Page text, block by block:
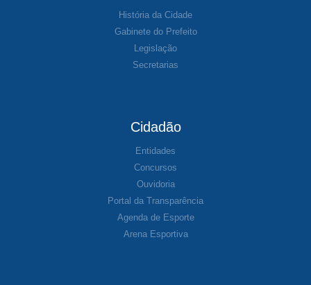
História da Cidade
Gabinete do Prefeito
Legislação
Secretarias
Cidadão
Entidades
Concursos
Ouvidoria
Portal da Transparência
Agenda de Esporte
Arena Esportiva